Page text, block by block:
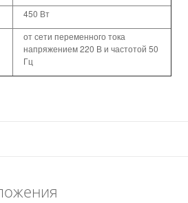
450 Вт
от сети переменного тока
напряжением 220 В и частотой 50
Гц